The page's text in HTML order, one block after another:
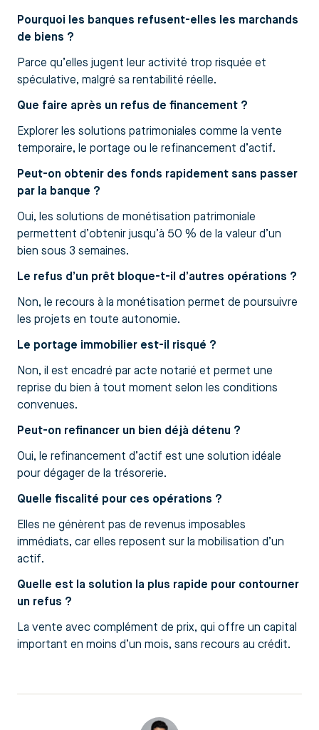
Pourquoi les banques refusent-elles les marchands
de biens ?
Parce qu’elles jugent leur activité trop risquée et
spéculative, malgré sa rentabilité réelle.
Que faire après un refus de financement ?
Explorer les solutions patrimoniales comme la vente
temporaire, le portage ou le refinancement d’actif.
Peut-on obtenir des fonds rapidement sans passer
par la banque ?
Oui, les solutions de monétisation patrimoniale
permettent d’obtenir jusqu’à 50 % de la valeur d’un
bien sous 3 semaines.
Le refus d’un prêt bloque-t-il d’autres opérations ?
Non, le recours à la monétisation permet de poursuivre
les projets en toute autonomie.
Le portage immobilier est-il risqué ?
Non, il est encadré par acte notarié et permet une
reprise du bien à tout moment selon les conditions
convenues.
Peut-on refinancer un bien déjà détenu ?
Oui, le refinancement d’actif est une solution idéale
pour dégager de la trésorerie.
Quelle fiscalité pour ces opérations ?
Elles ne génèrent pas de revenus imposables
immédiats, car elles reposent sur la mobilisation d’un
actif.
Quelle est la solution la plus rapide pour contourner
un refus ?
La vente avec complément de prix, qui offre un capital
important en moins d’un mois, sans recours au crédit.